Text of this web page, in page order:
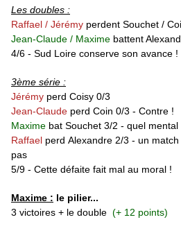
Les doubles :
Raffael / Jérémy perdent Souchet /
Jean-Claude / Maxime battent
4/6 - Sud Loire conserve son avance !
3ème série :
Jérémy perd Coisy 0/3
Jean-Claude perd Coin 0/3 - Contre !
Maxime bat Souchet 3/2 - quel mental
Raffael perd Alexandre 2/3 - un
pas
5/9 - Cette défaite fait mal au moral !
Maxime : le pilier...
3 victoires + le double (+ 12 points)